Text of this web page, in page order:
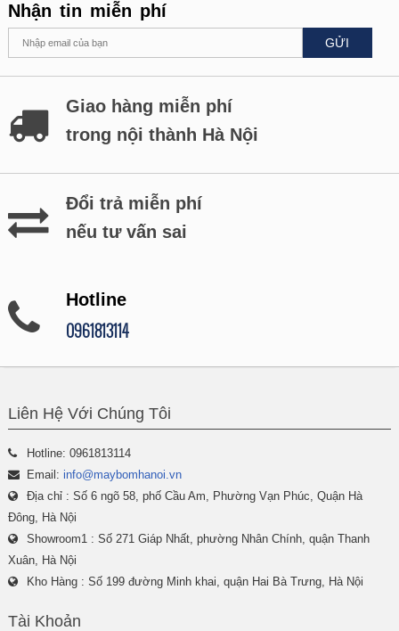
Nhận tin miễn phí
GỬI
Giao hàng miễn phí
trong nội thành Hà Nội
Đổi trả miễn phí
nếu tư vấn sai
Hotline
0961813114
Liên Hệ Với Chúng Tôi
Hotline: 0961813114
Email: info@maybomhanoi.vn
Địa chỉ : Số 6 ngõ 58, phố Cầu Am, Phường Vạn Phúc, Quận Hà
Đông, Hà Nội
Showroom1 : Số 271 Giáp Nhất, phường Nhân Chính, quận Thanh
Xuân, Hà Nội
Kho Hàng : Số 199 đường Minh khai, quận Hai Bà Trưng, Hà Nội
Tài Khoản